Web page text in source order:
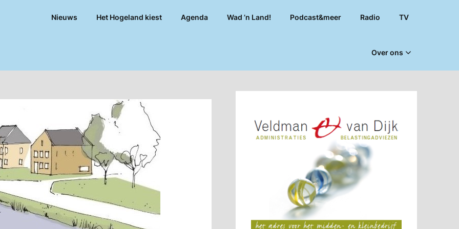
Nieuws Het Hogeland kiest Agenda Wad ’n Land! Podcast&meer Radio TV
Over ons